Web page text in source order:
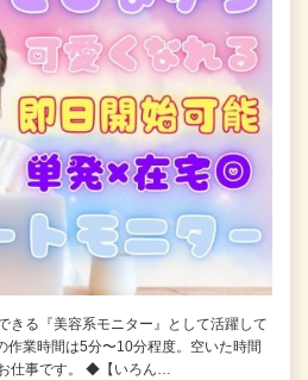
きる『美容系モニター』として活躍して
作業時間は5分〜10分程度。空いた時間
仕事です。 ◆【いろん…